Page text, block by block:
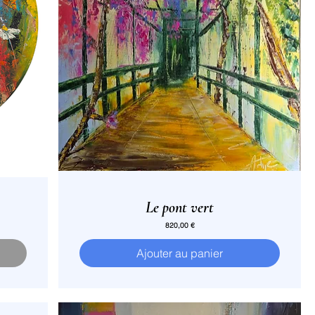
Le pont vert
Prix
820,00 €
Ajouter au panier